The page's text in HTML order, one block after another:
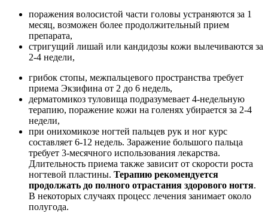
поражения волосистой части головы устраняются за 1
месяц, возможен более продолжительный прием
препарата,
стригущий лишай или кандидозы кожи вылечиваются за
2-4 недели,
грибок стопы, межпальцевого пространства требует
приема Экзифина от 2 до 6 недель,
дерматомикоз туловища подразумевает 4-недельную
терапию, поражение кожи на голенях убирается за 2-4
недели,
при онихомикозе ногтей пальцев рук и ног курс
составляет 6-12 недель. Заражение большого пальца
требует 3-месячного использования лекарства.
Длительность приема также зависит от скорости роста
ногтевой пластины. Терапию рекомендуется
продолжать до полного отрастания здорового ногтя.
В некоторых случаях процесс лечения занимает около
полугода.